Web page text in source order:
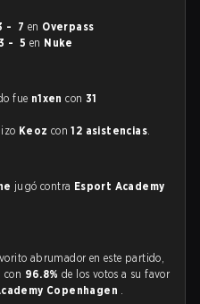
- 7 en Overpass
- 5 en Nuke
fue n1xen con 31
Keoz con12 asistencias.
jugó contra Esport Academy
abrumador en este partido,
con 96.8%de los votos a su favor
Copenhagen .